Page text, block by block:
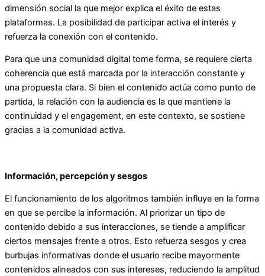
dimensión social la que mejor explica el éxito de estas
plataformas. La posibilidad de participar activa el interés y
refuerza la conexión con el contenido.
Para que una comunidad digital tome forma, se requiere cierta
coherencia que está marcada por la interacción constante y
una propuesta clara. Si bien el contenido actúa como punto de
partida, la relación con la audiencia es la que mantiene la
continuidad y el engagement, en este contexto, se sostiene
gracias a la comunidad activa.
Información, percepción y sesgos
El funcionamiento de los algoritmos también influye en la forma
en que se percibe la información. Al priorizar un tipo de
contenido debido a sus interacciones, se tiende a amplificar
ciertos mensajes frente a otros. Esto refuerza sesgos y crea
burbujas informativas donde el usuario recibe mayormente
contenidos alineados con sus intereses, reduciendo la amplitud